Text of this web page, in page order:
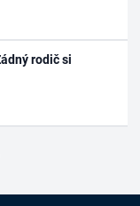
rodič si